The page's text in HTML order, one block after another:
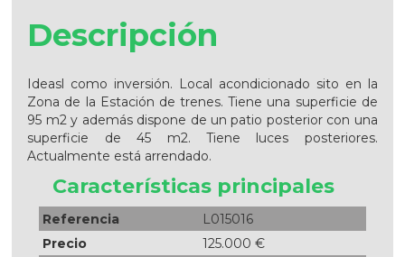
Descripción
Ideasl como inversión. Local acondicionado sito en la
Zona de la Estación de trenes. Tiene una superficie de
95 m2 y además dispone de un patio posterior con una
superficie de 45 m2. Tiene luces posteriores.
Actualmente está arrendado.
Características principales
Referencia
L015016
Precio
125.000 €